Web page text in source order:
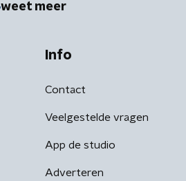
weet meer
Info
Contact
Veelgestelde vragen
App de studio
Adverteren